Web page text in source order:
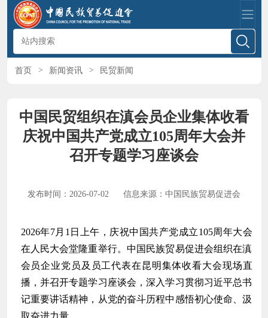
首页 > 新闻资讯 > 民贸新闻
中国民贸组织在滇会员企业集体收看
庆祝中国共产党成立105周年大会并
召开专题学习座谈会
发布时间：2026-07-02 信息来源：中国民族贸易促进会
2026年7月1日上午，庆祝中国共产党成立105周年大会
在人民大会堂隆重举行。中国民族贸易促进会组织在滇
会员企业党员及员工代表在昆明集体收看大会现场直
播，并召开专题学习座谈会，深入学习贯彻习近平总书
记重要讲话精神，从党的奋斗历程中感悟初心使命、汲
取奋进力量。